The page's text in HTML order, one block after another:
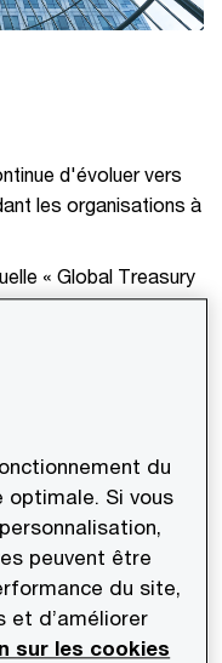
d'évoluer vers
les organisations à
« Global Treasury
mondial, il ressort que
de premier plan
le périmètre de la
également au-
en évidence par
2023 », qui
de 375
du
Si vous
peuvent être
du site,
et d’améliorer
sur les cookies